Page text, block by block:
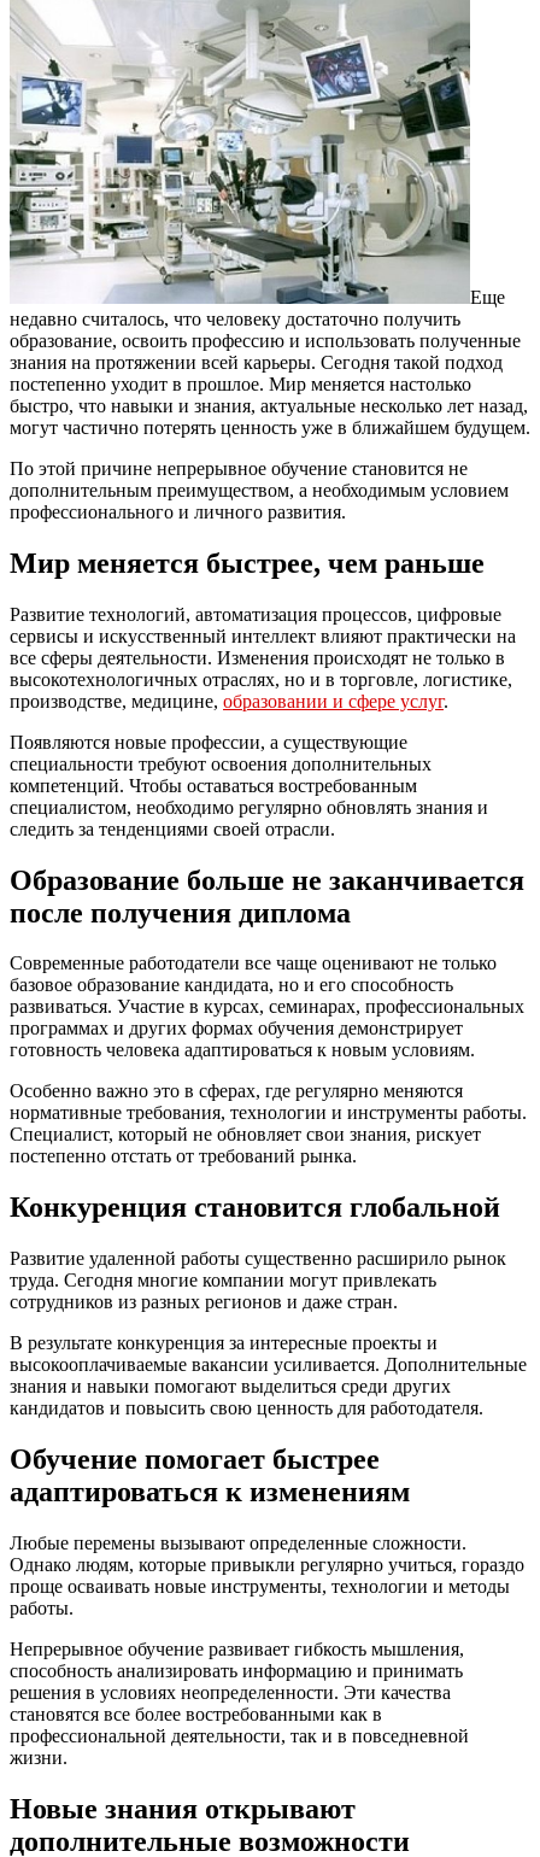
Еще
недавно считалось, что человеку достаточно получить
образование, освоить профессию и использовать полученные
знания на протяжении всей карьеры. Сегодня такой подход
постепенно уходит в прошлое. Мир меняется настолько
быстро, что навыки и знания, актуальные несколько лет назад,
могут частично потерять ценность уже в ближайшем будущем.
По этой причине непрерывное обучение становится не
дополнительным преимуществом, а необходимым условием
профессионального и личного развития.
Мир меняется быстрее, чем раньше
Развитие технологий, автоматизация процессов, цифровые
сервисы и искусственный интеллект влияют практически на
все сферы деятельности. Изменения происходят не только в
высокотехнологичных отраслях, но и в торговле, логистике,
производстве, медицине, образовании и сфере услуг.
Появляются новые профессии, а существующие
специальности требуют освоения дополнительных
компетенций. Чтобы оставаться востребованным
специалистом, необходимо регулярно обновлять знания и
следить за тенденциями своей отрасли.
Образование больше не заканчивается
после получения диплома
Современные работодатели все чаще оценивают не только
базовое образование кандидата, но и его способность
развиваться. Участие в курсах, семинарах, профессиональных
программах и других формах обучения демонстрирует
готовность человека адаптироваться к новым условиям.
Особенно важно это в сферах, где регулярно меняются
нормативные требования, технологии и инструменты работы.
Специалист, который не обновляет свои знания, рискует
постепенно отстать от требований рынка.
Конкуренция становится глобальной
Развитие удаленной работы существенно расширило рынок
труда. Сегодня многие компании могут привлекать
сотрудников из разных регионов и даже стран.
В результате конкуренция за интересные проекты и
высокооплачиваемые вакансии усиливается. Дополнительные
знания и навыки помогают выделиться среди других
кандидатов и повысить свою ценность для работодателя.
Обучение помогает быстрее
адаптироваться к изменениям
Любые перемены вызывают определенные сложности.
Однако людям, которые привыкли регулярно учиться, гораздо
проще осваивать новые инструменты, технологии и методы
работы.
Непрерывное обучение развивает гибкость мышления,
способность анализировать информацию и принимать
решения в условиях неопределенности. Эти качества
становятся все более востребованными как в
профессиональной деятельности, так и в повседневной
жизни.
Новые знания открывают
дополнительные возможности